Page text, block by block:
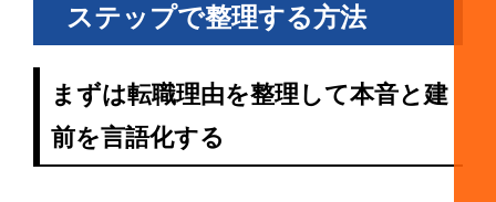
ステップで整理する方法
まずは転職理由を整理して本音と建
前を言語化する